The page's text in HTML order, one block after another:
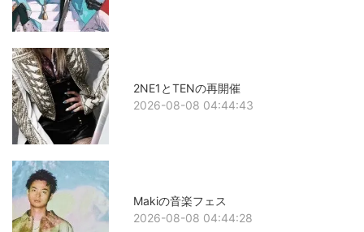
2NE1とTENの再開催
2026-08-08 04:44:43
Makiの音楽フェス
2026-08-08 04:44:28